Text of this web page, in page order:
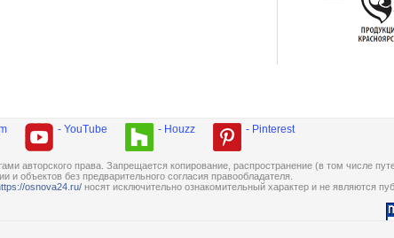
- YouTube - Houzz - Pinterest
авторского права. Запрещается копирование, распространение (в том числе
объектов без предварительного согласия правообладателя.
osnova24.ru/ носят исключительно ознакомительный характер и не являются